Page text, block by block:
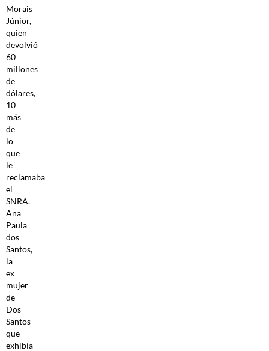
Morais
Júnior,
quien
devolvió
60
millones
de
dólares,
10
más
de
lo
que
le
reclamaba
el
SNRA.
Ana
Paula
dos
Santos,
la
ex
mujer
de
Dos
Santos
que
exhibía